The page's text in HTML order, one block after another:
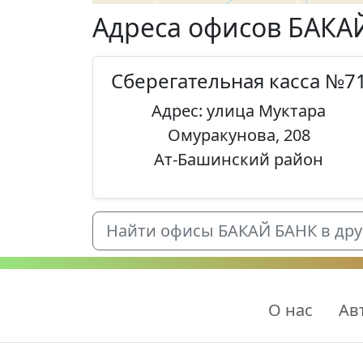
Адреса офисов
Сберегательная касса
Адрес: улица Муктара
Омуракунова, 208
Ат-Башинский район
Найти офисы БАКАЙ БАНК в
О нас